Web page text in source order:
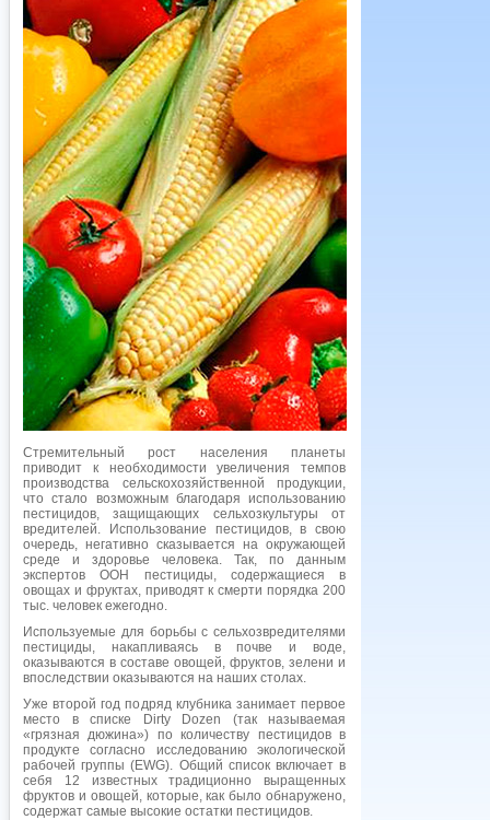
Стремительный рост населения планеты
приводит к необходимости увеличения темпов
производства сельскохозяйственной продукции,
что стало возможным благодаря использованию
пестицидов, защищающих сельхозкультуры от
вредителей. Использование пестицидов, в свою
очередь, негативно сказывается на окружающей
среде и здоровье человека. Так, по данным
экспертов ООН пестициды, содержащиеся в
овощах и фруктах, приводят к смерти порядка 200
тыс. человек ежегодно.
Используемые для борьбы с сельхозвредителями
пестициды, накапливаясь в почве и воде,
оказываются в составе овощей, фруктов, зелени и
впоследствии оказываются на наших столах.
Уже второй год подряд клубника занимает первое
место в списке Dirty Dozen (так называемая
«грязная дюжина») по количеству пестицидов в
продукте согласно исследованию экологической
рабочей группы (EWG). Общий список включает в
себя 12 известных традиционно выращенных
фруктов и овощей, которые, как было обнаружено,
содержат самые высокие остатки пестицидов.